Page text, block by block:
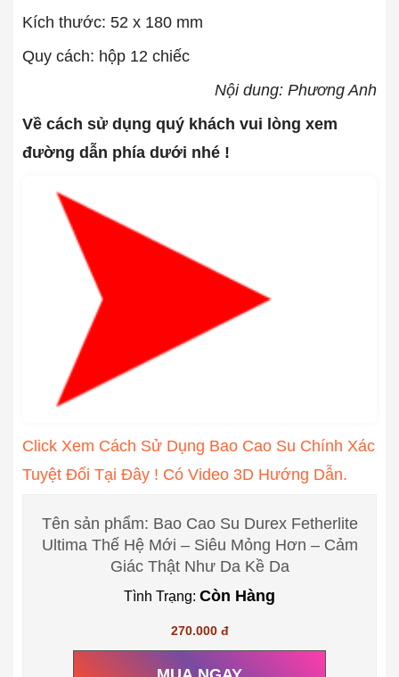
Kích thước: 52 x 180 mm
Quy cách: hộp 12 chiếc
Nội dung: Phương Anh
Về cách sử dụng quý khách vui lòng xem
đường dẫn phía dưới nhé !
Click Xem Cách Sử Dụng Bao Cao Su Chính Xác
Tuyệt Đối Tại Đây ! Có Video 3D Hướng Dẫn.
Tên sản phẩm: Bao Cao Su Durex Fetherlite
Ultima Thế Hệ Mới – Siêu Mỏng Hơn – Cảm
Giác Thật Như Da Kề Da
Tình Trạng: Còn Hàng
270.000 đ